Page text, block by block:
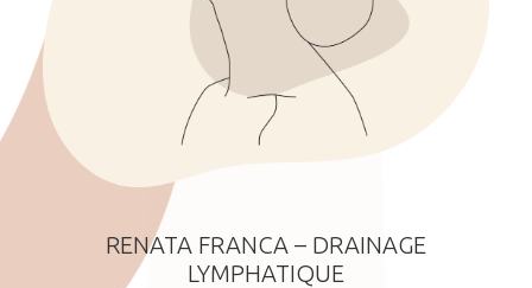
RENATA FRANCA – DRAINAGE
LYMPHATIQUE